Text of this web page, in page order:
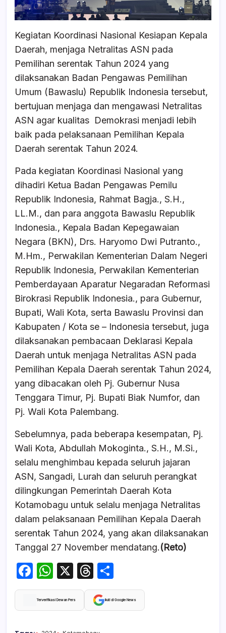
Kegiatan Koordinasi Nasional Kesiapan Kepala
Daerah, menjaga Netralitas ASN pada
Pemilihan serentak Tahun 2024 yang
dilaksanakan Badan Pengawas Pemilihan
Umum (Bawaslu) Republik Indonesia tersebut,
bertujuan menjaga dan mengawasi Netralitas
ASN agar kualitas Demokrasi menjadi lebih
baik pada pelaksanaan Pemilihan Kepala
Daerah serentak Tahun 2024.
Pada kegiatan Koordinasi Nasional yang
dihadiri Ketua Badan Pengawas Pemilu
Republik Indonesia, Rahmat Bagja., S.H.,
LL.M., dan para anggota Bawaslu Republik
Indonesia., Kepala Badan Kepegawaian
Negara (BKN), Drs. Haryomo Dwi Putranto.,
M.Hm., Perwakilan Kementerian Dalam Negeri
Republik Indonesia, Perwakilan Kementerian
Pemberdayaan Aparatur Negaradan Reformasi
Birokrasi Republik Indonesia., para Gubernur,
Bupati, Wali Kota, serta Bawaslu Provinsi dan
Kabupaten / Kota se – Indonesia tersebut, juga
dilaksanakan pembacaan Deklarasi Kepala
Daerah untuk menjaga Netralitas ASN pada
Pemilihan Kepala Daerah serentak Tahun 2024,
yang dibacakan oleh Pj. Gubernur Nusa
Tenggara Timur, Pj. Bupati Biak Numfor, dan
Pj. Wali Kota Palembang.
Sebelumnya, pada beberapa kesempatan, Pj.
Wali Kota, Abdullah Mokoginta., S.H., M.Si.,
selalu menghimbau kepada seluruh jajaran
ASN, Sangadi, Lurah dan seluruh perangkat
dilingkungan Pemerintah Daerah Kota
Kotamobagu untuk selalu menjaga Netralitas
dalam pelaksanaan Pemilihan Kepala Daerah
serentak Tahun 2024, yang akan dilaksanakan
Tanggal 27 November mendatang.(Reto)
F
a
c
W
h
at
X
T
hr
e
h
ar
Terverifikasi Dewan Pers Ikuti di Google News